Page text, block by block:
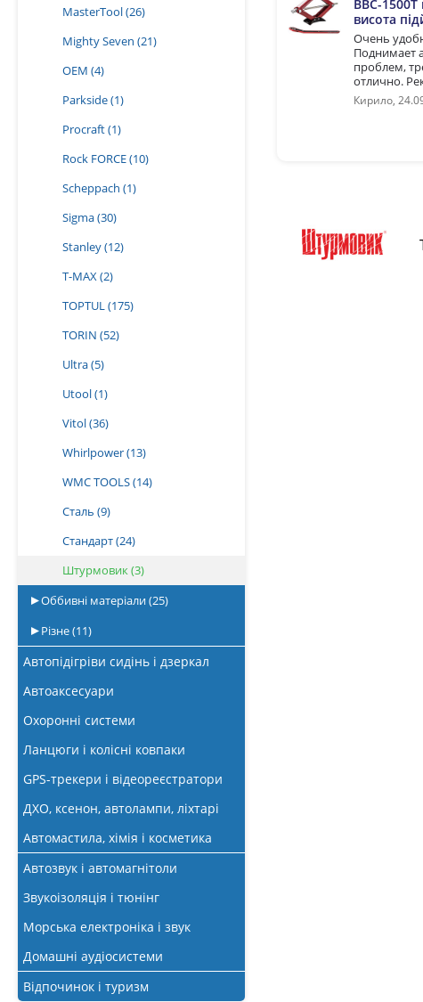
MasterTool(26)
Mighty Seven (21)
OEM (4)
Parkside(1)
Procraft(1)
Rock FORCE(10)
Scheppach (1)
Sigma(30)
Stanley(12)
T-MAX(2)
TOPTUL(175)
TORIN (52)
Ultra(5)
Utool(1)
Vitol(36)
Whirlpower(13)
WMC TOOLS(14)
Сталь (9)
Стандарт(24)
Штурмовик(3)
Оббивні матеріали(25)
Різне(11)
Автопідігріви сидінь і дзеркал
Автоаксесуари
Охоронні системи
Ланцюги і колісні ковпаки
GPS-трекери і відеореєстратори
ДХО, ксенон, автолампи, ліхтарі
Автомастила, хімія і косметика
Автозвук і автомагнітоли
Звукоізоляція і тюнінг
Морська електроніка і звук
Домашні аудіосистеми
Відпочинок і туризм
BBC-
висота
Очень
Поднимает
проблем,
отлично.
Кирило,